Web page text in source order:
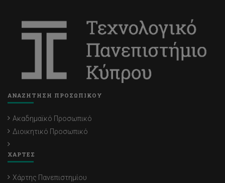
ΑΝΑΖΗΤΗΣΗ ΠΡΟΣΩΠΙΚΟΥ
Ακαδημαϊκό Προσωπικό
Διοικητικό Προσωπικό
ΧΑΡΤΕΣ
Χάρτης Πανεπιστημίου